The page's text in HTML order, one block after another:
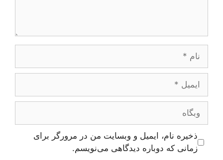
ایمیل
وبگاه
ذخیره نام، ایمیل و وبسایت من در مرورگر برای
زمانی که دوباره دیدگاهی می‌نویسم.